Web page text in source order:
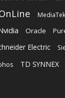
MediaTek
Oracle
Electric
TD SYNNEX